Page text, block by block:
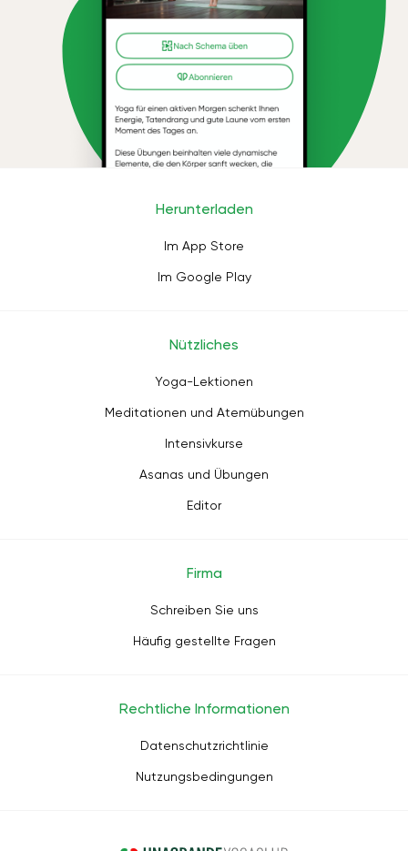
Herunterladen
Im App Store
Im Google Play
Nützliches
Yoga-Lektionen
Meditationen und Atemübungen
Intensivkurse
Asanas und Übungen
Editor
Firma
Schreiben Sie uns
Häufig gestellte Fragen
Rechtliche Informationen
Datenschutzrichtlinie
Nutzungsbedingungen